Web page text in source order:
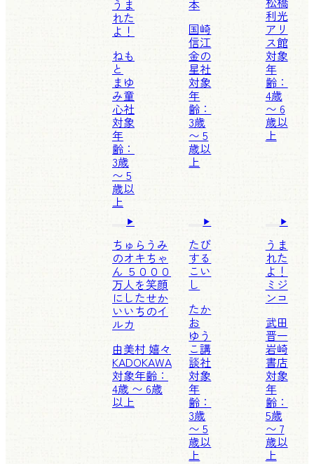
うま
れた
よ！
ねも
と
まゆ
み童
心社
対象
年
齢：
3歳
〜 5
歳以
上
本
国崎
信江
金の
星社
対象
年
齢：
3歳
〜 5
歳以
上
利光
アリ
ス館
対象
年
齢：
4歳
〜 6
歳以
上
ちゅらうみ
のオキちゃ
ん ５０００
万人を笑顔
にしたせか
いいちのイ
ルカ
由美村 嬉々
KADOKAWA
対象年齢：
4歳 〜 6歳
以上
たび
する
こい
し
たか
お
ゆう
こ講
談社
対象
年
齢：
3歳
〜 5
歳以
上
うま
れた
よ！
ミジ
ンコ
武田
晋一
岩崎
書店
対象
年
齢：
5歳
〜 7
歳以
上